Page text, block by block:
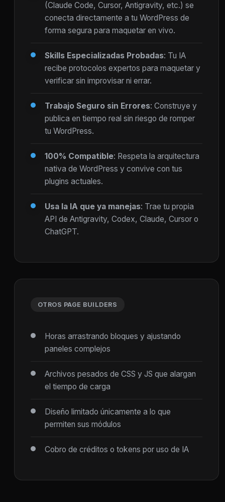
(Claude Code, Cursor, Antigravity, etc.) se
conecta directamente a tu WordPress de
forma segura para maquetar en vivo.
Skills Especializadas Probadas: Tu IA
recibe protocolos expertos para maquetar y
verificar sin improvisar ni errar.
Trabajo Seguro sin Errores: Construye y
publica en tiempo real sin riesgo de romper
tu WordPress.
100% Compatible: Respeta la arquitectura
nativa de WordPress y convive con tus
plugins actuales.
Usa la IA que ya manejas: Trae tu propia
API de Antigravity, Codex, Claude, Cursor o
ChatGPT.
OTROS PAGE BUILDERS
Horas arrastrando bloques y ajustando
paneles complejos
Archivos pesados de CSS y JS que alargan
el tiempo de carga
Diseño limitado únicamente a lo que
permiten sus módulos
Cobro de créditos o tokens por uso de IA